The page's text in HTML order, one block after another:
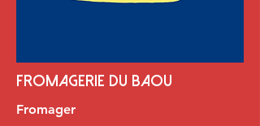
Fromagerie du baou
Fromager